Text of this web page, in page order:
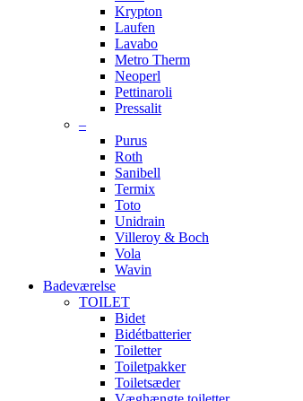
Krypton
Laufen
Lavabo
Metro Therm
Neoperl
Pettinaroli
Pressalit
–
Purus
Roth
Sanibell
Termix
Toto
Unidrain
Villeroy & Boch
Vola
Wavin
Badeværelse
TOILET
Bidet
Bidétbatterier
Toiletter
Toiletpakker
Toiletsæder